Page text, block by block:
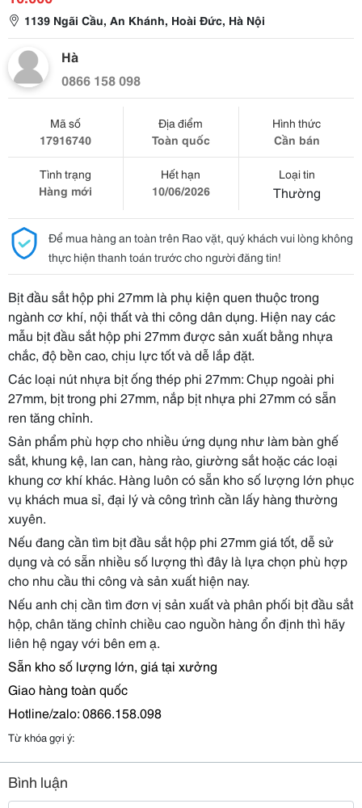
1139 Ngãi Cầu, An Khánh, Hoài Đức, Hà Nội
Hà
0866 158 098
Mã số
17916740
Địa điểm
Toàn quốc
Hình thức
Cần bán
Tình trạng
Hàng mới
Hết hạn
10/06/2026
Loại tin
Thường
Để mua hàng an toàn trên Rao vặt, quý khách vui lòng không
thực hiện thanh toán trước cho người đăng tin!
Bịt đầu sắt hộp phi 27mm là phụ kiện quen thuộc trong
ngành cơ khí, nội thất và thi công dân dụng. Hiện nay các
mẫu bịt đầu sắt hộp phi 27mm được sản xuất bằng nhựa
chắc, độ bền cao, chịu lực tốt và dễ lắp đặt.
Các loại nút nhựa bịt ống thép phi 27mm: Chụp ngoài phi
27mm, bịt trong phi 27mm, nắp bịt nhựa phi 27mm có sẵn
ren tăng chỉnh.
Sản phẩm phù hợp cho nhiều ứng dụng như làm bàn ghế
sắt, khung kệ, lan can, hàng rào, giường sắt hoặc các loại
khung cơ khí khác. Hàng luôn có sẵn kho số lượng lớn phục
vụ khách mua sỉ, đại lý và công trình cần lấy hàng thường
xuyên.
Nếu đang cần tìm bịt đầu sắt hộp phi 27mm giá tốt, dễ sử
dụng và có sẵn nhiều số lượng thì đây là lựa chọn phù hợp
cho nhu cầu thi công và sản xuất hiện nay.
Nếu anh chị cần tìm đơn vị sản xuất và phân phối bịt đầu sắt
hộp, chân tăng chỉnh chiều cao nguồn hàng ổn định thì hãy
liên hệ ngay với bên em ạ.
Sẵn kho số lượng lớn, giá tại xưởng
Giao hàng toàn quốc
Hotline/zalo: 0866.158.098
Từ khóa gợi ý:
Bình luận